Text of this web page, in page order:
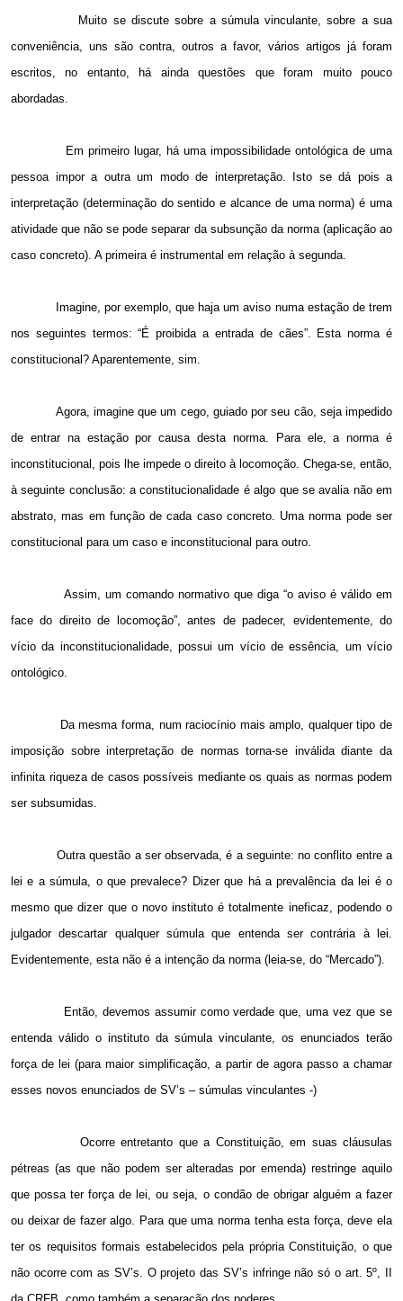
Muito se discute sobre a súmula vinculante, sobre a sua
conveniência, uns são contra, outros a favor, vários artigos já foram
escritos, no entanto, há ainda questões que foram muito pouco
abordadas.
Em primeiro lugar, há uma impossibilidade ontológica de uma
pessoa impor a outra um modo de interpretação. Isto se dá pois a
interpretação (determinação do sentido e alcance de uma norma) é uma
atividade que não se pode separar da subsunção da norma (aplicação ao
caso concreto). A primeira é instrumental em relação à segunda.
Imagine, por exemplo, que haja um aviso numa estação de trem
nos seguintes termos: “É proibida a entrada de cães”. Esta norma é
constitucional? Aparentemente, sim.
Agora, imagine que um cego, guiado por seu cão, seja impedido
de entrar na estação por causa desta norma. Para ele, a norma é
inconstitucional, pois lhe impede o direito à locomoção. Chega-se, então,
à seguinte conclusão: a constitucionalidade é algo que se avalia não em
abstrato, mas em função de cada caso concreto. Uma norma pode ser
constitucional para um caso e inconstitucional para outro.
Assim, um comando normativo que diga “o aviso é válido em
face do direito de locomoção”, antes de padecer, evidentemente, do
vício da inconstitucionalidade, possui um vício de essência, um vício
ontológico.
Da mesma forma, num raciocínio mais amplo, qualquer tipo de
imposição sobre interpretação de normas torna-se inválida diante da
infinita riqueza de casos possíveis mediante os quais as normas podem
ser subsumidas.
Outra questão a ser observada, é a seguinte: no conflito entre a
lei e a súmula, o que prevalece? Dizer que há a prevalência da lei é o
mesmo que dizer que o novo instituto é totalmente ineficaz, podendo o
julgador descartar qualquer súmula que entenda ser contrária à lei.
Evidentemente, esta não é a intenção da norma (leia-se, do “Mercado”).
Então, devemos assumir como verdade que, uma vez que se
entenda válido o instituto da súmula vinculante, os enunciados terão
força de lei (para maior simplificação, a partir de agora passo a chamar
esses novos enunciados de SV’s – súmulas vinculantes -)
Ocorre entretanto que a Constituição, em suas cláusulas
pétreas (as que não podem ser alteradas por emenda) restringe aquilo
que possa ter força de lei, ou seja, o condão de obrigar alguém a fazer
ou deixar de fazer algo. Para que uma norma tenha esta força, deve ela
ter os requisitos formais estabelecidos pela própria Constituição, o que
não ocorre com as SV’s. O projeto das SV’s infringe não só o art. 5º, II